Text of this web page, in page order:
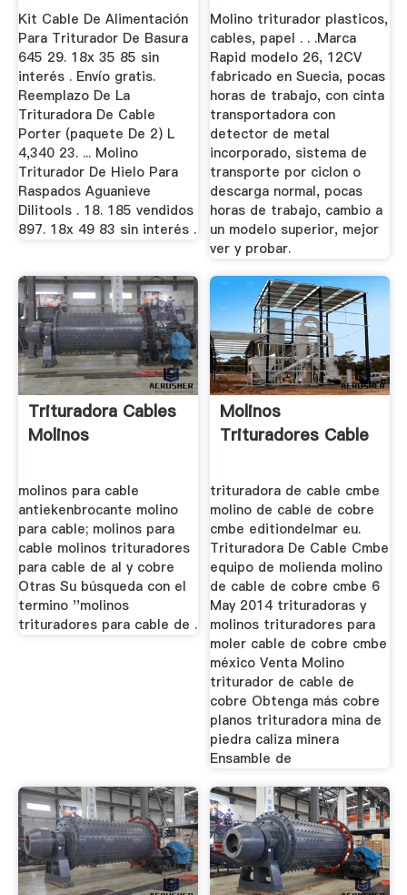
Kit Cable De Alimentación
Para Triturador De Basura
645 29. 18x 35 85 sin
interés . Envío gratis.
Reemplazo De La
Trituradora De Cable
Porter (paquete De 2) L
4,340 23. ... Molino
Triturador De Hielo Para
Raspados Aguanieve
Dilitools . 18. 185 vendidos
897. 18x 49 83 sin interés .
Molino triturador plasticos,
cables, papel . . .Marca
Rapid modelo 26, 12CV
fabricado en Suecia, pocas
horas de trabajo, con cinta
transportadora con
detector de metal
incorporado, sistema de
transporte por ciclon o
descarga normal, pocas
horas de trabajo, cambio a
un modelo superior, mejor
ver y probar.
Trituradora Cables
Molinos
molinos para cable
antiekenbrocante molino
para cable; molinos para
cable molinos trituradores
para cable de al y cobre
Otras Su búsqueda con el
termino ''molinos
trituradores para cable de .
Molinos
Trituradores Cable
trituradora de cable cmbe
molino de cable de cobre
cmbe editiondelmar eu.
Trituradora De Cable Cmbe
equipo de molienda molino
de cable de cobre cmbe 6
May 2014 trituradoras y
molinos trituradores para
moler cable de cobre cmbe
méxico Venta Molino
triturador de cable de
cobre Obtenga más cobre
planos trituradora mina de
piedra caliza minera
Ensamble de